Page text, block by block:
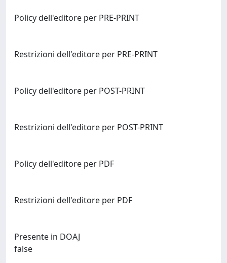
Policy dell'editore per PRE-PRINT
Restrizioni dell'editore per PRE-PRINT
Policy dell'editore per POST-PRINT
Restrizioni dell'editore per POST-PRINT
Policy dell'editore per PDF
Restrizioni dell'editore per PDF
Presente in DOAJ